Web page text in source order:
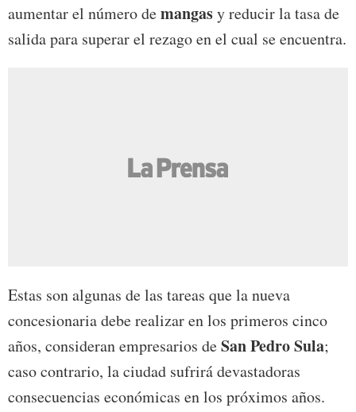
aumentar el número demangasy reducir la tasa de
salida para superar el rezago en el cual se encuentra.
Estas son algunas de las tareas que la nueva
concesionaria debe realizar en los primeros cinco
años, consideran empresarios deSan Pedro Sula;
caso contrario, la ciudad sufrirá devastadoras
consecuencias económicas en los próximos años.